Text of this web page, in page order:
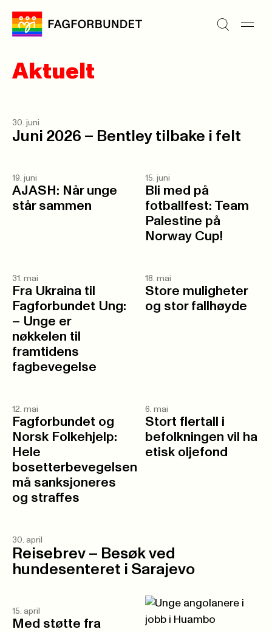
Aktuelt
30. juni
Juni 2026 – Bentley tilbake i felt
19. juni
AJASH: Når unge
står sammen
15. juni
Bli med på
fotballfest: Team
Palestine på
Norway Cup!
31. mai
Fra Ukraina til
Fagforbundet Ung:
– Unge er
nøkkelen til
framtidens
fagbevegelse
18. mai
Store muligheter
og stor fallhøyde
12. mai
Fagforbundet og
Norsk Folkehjelp:
Hele
bosetterbevegelsen
må sanksjoneres
og straffes
6. mai
Stort flertall i
befolkningen vil ha
etisk oljefond
30. april
Reisebrev – Besøk ved
hundesenteret i Sarajevo
15. april
Med støtte fra